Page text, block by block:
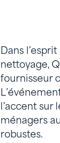
Dans
nettoyage,
fournisseur
l’accent
ménagers
robustes.